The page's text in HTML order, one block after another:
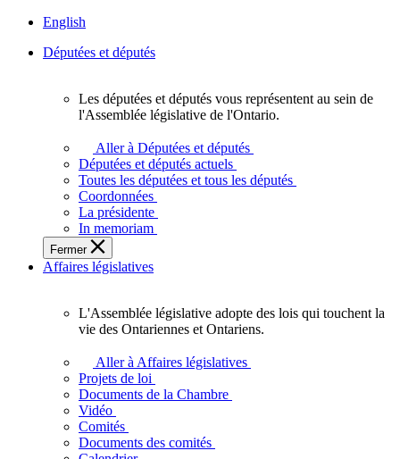
English
Députées et députés
députés
vous
représentent
sein
de
l'Assemblée
législative
l'Ontario.
Les députées et députés vous représentent au sein de
l'Assemblée législative de l'Ontario.
Aller à Députées et députés
Députées et députés actuels
Toutes les députées et tous les députés
Coordonnées
La présidente
In memoriam
Fermer
Affaires législatives
L'Assemblée
adopte
touchent
L'Assemblée législative adopte des lois qui touchent la
vie des Ontariennes et Ontariens.
Aller à Affaires législatives
Projets de loi
Documents de la Chambre
Vidéo
Comités
Documents des comités